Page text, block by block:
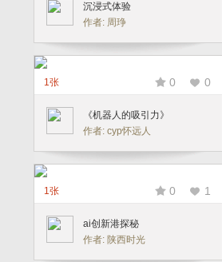
沉浸式体验
作者: 周琤
1张
0 0
《机器人的吸引力》
作者: cyp怀远人
1张
0 1
ai创新港探秘
作者: 陕西时光